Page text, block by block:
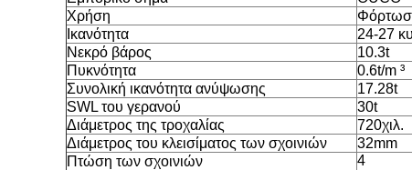
Χρήση
Ικανότητα
24-27
Νεκρό βάρος
10.3t
Πυκνότητα
0.6t/m ³
Συνολική ικανότητα ανύψωσης
17.28t
SWL του γερανού
30t
Διάμετρος της τροχαλίας
720χιλ.
Διάμετρος του κλεισίματος των σχοινιών
32mm
Πτώση των σχοινιών
4